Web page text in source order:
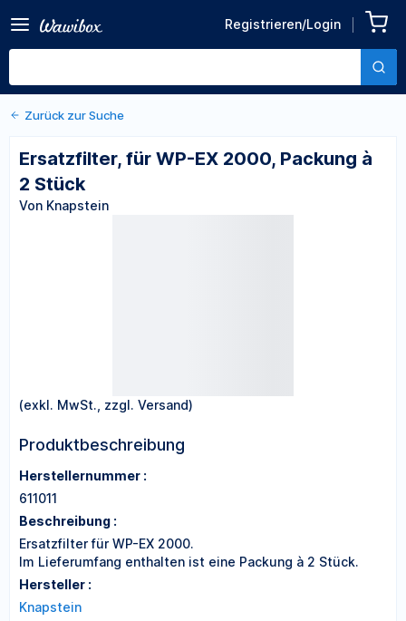
Registrieren/Login
2000, Packung à 2 Stück
Von Knapstein
Zurück zu den Produktdetails
Zurück zur Suche
Ersatzfilter, für WP-EX 2000, Packung à
2 Stück
Von Knapstein
(exkl. MwSt., zzgl. Versand)
Produktbeschreibung
Herstellernummer :
611011
Beschreibung :
Ersatzfilter für WP-EX 2000.
Im Lieferumfang enthalten ist eine Packung à 2 Stück.
Hersteller :
Knapstein